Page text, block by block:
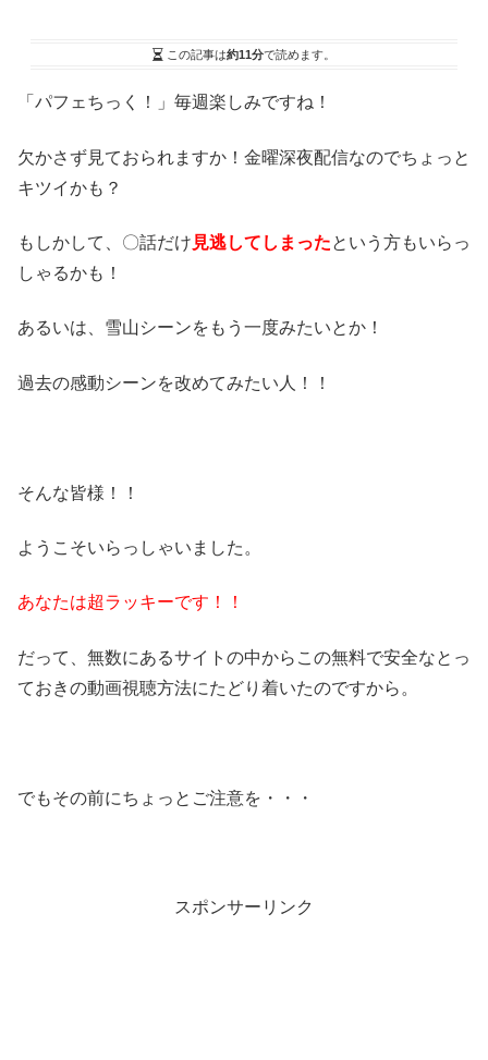
この記事は約11分で読めます。
「パフェちっく！」毎週楽しみですね！
欠かさず見ておられますか！金曜深夜配信なのでちょっと
キツイかも？
もしかして、〇話だけ 見逃してしまったという方もいらっ
しゃるかも！
あるいは、雪山シーンをもう一度みたいとか！
過去の感動シーンを改めてみたい人！！
そんな皆様！！
ようこそいらっしゃいました。
あなたは超ラッキーです！！
だって、無数にあるサイトの中からこの無料で安全なとっ
ておきの動画視聴方法にたどり着いたのですから。
でもその前にちょっとご注意を・・・
スポンサーリンク